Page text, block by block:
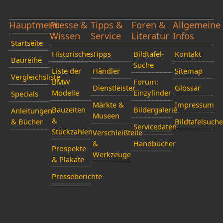
Hauptmenü
Startseite
Baureihe
Vergleichsliste
Specials
Anleitungen
& Bücher
Presse &
Wissen
Historisches
Liste der
BMW
Modelle
Bauzeiten
&
Stückzahlen
Prospekte
& Plakate
Presseberichte
Tipps &
Service
Tipps
Händler
Dienstleister
Märkte &
Museen
Verschleißteile
&
Werkzeuge
Foren &
Literatur
Bildtafel-
Suche
Forum:
Einzylinder
Bildergalerie
Servicedaten
Handbücher
Allgemeine
Infos
Kontakt
Sitemap
Glossar
Impressum
Bildtafelsuche